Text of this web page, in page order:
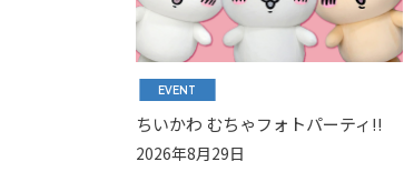
EVENT
ちいかわ むちゃフォトパーティ!!
2026年8月29日